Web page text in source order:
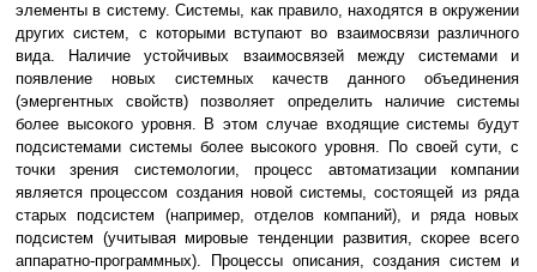
элементы в систему. Системы, как правило, находятся в окружении
других систем, с которыми вступают во взаимосвязи различного
вида. Наличие устойчивых взаимосвязей между системами и
появление новых системных качеств данного объединения
(эмергентных свойств) позволяет определить наличие системы
более высокого уровня. В этом случае входящие системы будут
подсистемами системы более высокого уровня. По своей сути, с
точки зрения системологии, процесс автоматизации компании
является процессом создания новой системы, состоящей из ряда
старых подсистем (например, отделов компаний), и ряда новых
подсистем (учитывая мировые тенденции развития, скорее всего
аппаратно-программных). Процессы описания, создания систем и